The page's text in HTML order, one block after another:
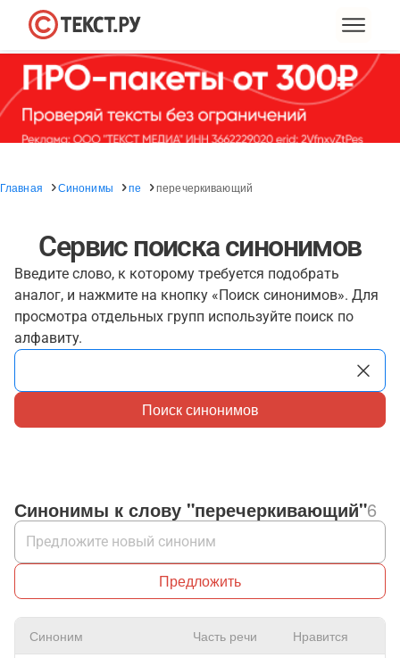
Главная Синонимы пе перечеркивающий
Сервис поиска синонимов
Введите слово, к которому требуется подобрать
аналог, и нажмите на кнопку «Поиск синонимов». Для
просмотра отдельных групп используйте поиск по
алфавиту.
Поиск синонимов
Синонимы к слову "перечеркивающий"6
Предложить
Синоним Часть речи Нравится